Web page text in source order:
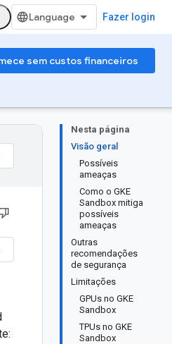
Fazer login
sem custos financeiros
Nesta página
Visão geral
Possíveis
ameaças
Como o GKE
Sandbox mitiga
possíveis
ameaças
Outras
recomendações
de segurança
Limitações
GPUs no GKE
Sandbox
TPUs no GKE
Sandbox